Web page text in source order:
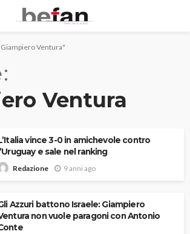
Ventura"
Ventura
vince 3-0 in amichevole contro
l’Uruguay e sale nel ranking
Redazione 9 anni ago
Azzuri battono Israele: Giampiero
non vuole paragoni con Antonio